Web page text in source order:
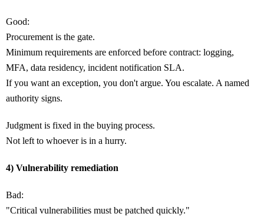
Good:
Procurement is the gate.
Minimum requirements are enforced before contract: logging,
MFA, data residency, incident notification SLA.
If you want an exception, you don't argue. You escalate. A named
authority signs.
Judgment is fixed in the buying process.
Not left to whoever is in a hurry.
4) Vulnerability remediation
Bad:
"Critical vulnerabilities must be patched quickly."